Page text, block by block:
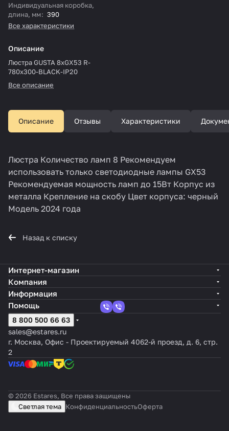
Индивидуальная коробка,
длина, мм: 390
Все характеристики
Описание
Люстра GUSTA 8xGX53 R-
780x300-BLACK-IP20
Все описание
Описание Отзывы Характеристики
Люстра Количество ламп 8 Рекомендуем
использовать только светодиодные лампы GX53
Рекомендуемая мощность ламп до 15Вт Корпус из
металла Крепление на скобу Цвет корпуса: черный
Модель 2024 года
Назад к списку
Интернет-магазин
Компания
Информация
Помощь
8 800 500 66 63
sales@estares.ru
г. Москва, Офис - Проектируемый 4062-й проезд, д. 6, стр.
2
© 2026 Estares, Все права защищены
Светлая тема КонфиденциальностьОферта